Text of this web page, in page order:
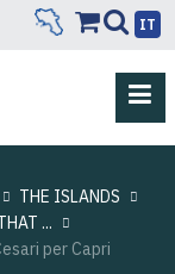
IT
THE ISLANDS
...
per Capri